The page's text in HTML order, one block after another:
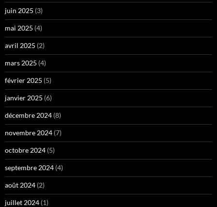
juin 2025 (3)
mai 2025 (4)
avril 2025 (2)
mars 2025 (4)
février 2025 (5)
janvier 2025 (6)
décembre 2024 (8)
novembre 2024 (7)
octobre 2024 (5)
septembre 2024 (4)
août 2024 (2)
juillet 2024 (1)